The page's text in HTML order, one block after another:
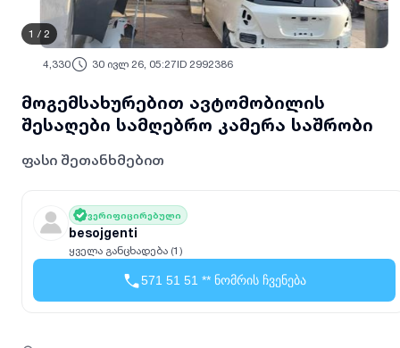
1 / 2
4,330 30 ივლ 26, 05:27ID 2992386
მოგემსახურებით ავტომობილის
შესაღები სამღებრო კამერა საშრობი
ფასი შეთანხმებით
ვერიფიცირებული
besojgenti
ყველა განცხადება (1)
571 51 51 ** ნომრის ჩვენება